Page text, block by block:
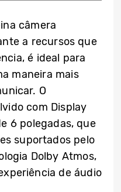
câmera
a recursos que
é ideal para
maneira mais
O
com Display
6 polegadas, que
suportados pelo
Dolby Atmos,
de áudio